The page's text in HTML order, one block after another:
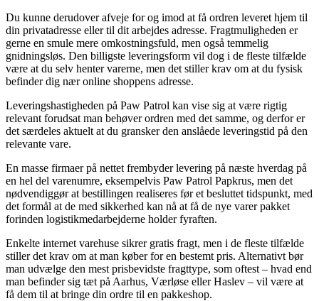
Du kunne derudover afveje for og imod at få ordren leveret hjem til
din privatadresse eller til dit arbejdes adresse. Fragtmuligheden er
gerne en smule mere omkostningsfuld, men også temmelig
gnidningsløs. Den billigste leveringsform vil dog i de fleste tilfælde
være at du selv henter varerne, men det stiller krav om at du fysisk
befinder dig nær online shoppens adresse.
Leveringshastigheden på Paw Patrol kan vise sig at være rigtig
relevant forudsat man behøver ordren med det samme, og derfor er
det særdeles aktuelt at du gransker den anslåede leveringstid på den
relevante vare.
En masse firmaer på nettet frembyder levering på næste hverdag på
en hel del varenumre, eksempelvis Paw Patrol Papkrus, men det
nødvendiggør at bestillingen realiseres før et besluttet tidspunkt, med
det formål at de med sikkerhed kan nå at få de nye varer pakket
forinden logistikmedarbejderne holder fyraften.
Enkelte internet varehuse sikrer gratis fragt, men i de fleste tilfælde
stiller det krav om at man køber for en bestemt pris. Alternativt bør
man udvælge den mest prisbevidste fragttype, som oftest – hvad end
man befinder sig tæt på Aarhus, Værløse eller Haslev – vil være at
få dem til at bringe din ordre til en pakkeshop.